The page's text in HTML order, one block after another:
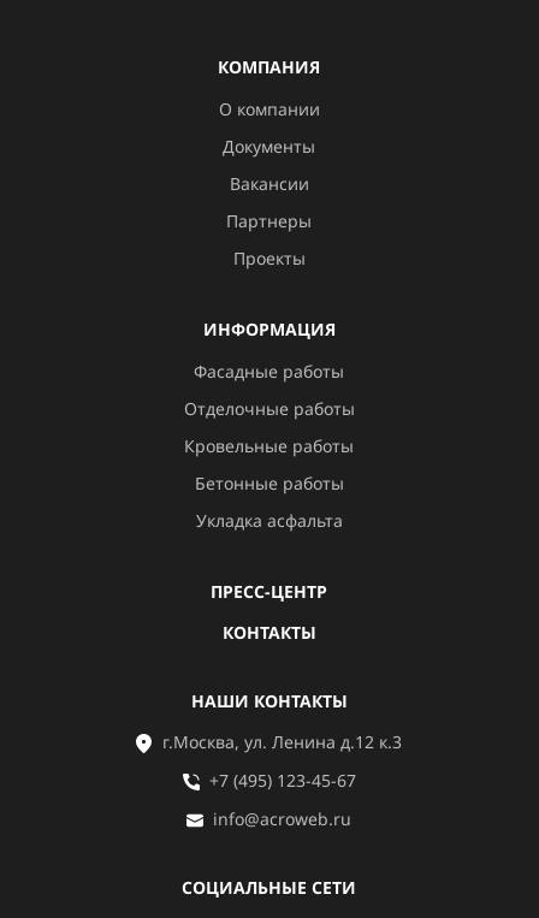
КОМПАНИЯ
О компании
Документы
Вакансии
Партнеры
Проекты
ИНФОРМАЦИЯ
Фасадные работы
Отделочные работы
Кровельные работы
Бетонные работы
Укладка асфальта
ПРЕСС-ЦЕНТР
КОНТАКТЫ
НАШИ КОНТАКТЫ
г.Москва, ул. Ленина д.12 к.3
+7 (495) 123-45-67
info@acroweb.ru
СОЦИАЛЬНЫЕ СЕТИ